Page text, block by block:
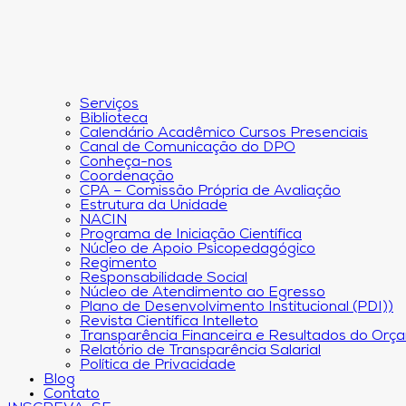
Serviços
Biblioteca
Calendário Acadêmico Cursos Presenciais
Canal de Comunicação do DPO
Conheça-nos
Coordenação
CPA – Comissão Própria de Avaliação
Estrutura da Unidade
NACIN
Programa de Iniciação Científica
Núcleo de Apoio Psicopedagógico
Regimento
Responsabilidade Social
Núcleo de Atendimento ao Egresso
Plano de Desenvolvimento Institucional (PDI))
Revista Científica Intelleto
Transparência Financeira e Resultados do
Relatório de Transparência Salarial
Política de Privacidade
Blog
Contato